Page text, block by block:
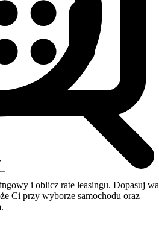
i oblicz rate leasingu. Dopasuj
Ci przy wyborze samochodu oraz